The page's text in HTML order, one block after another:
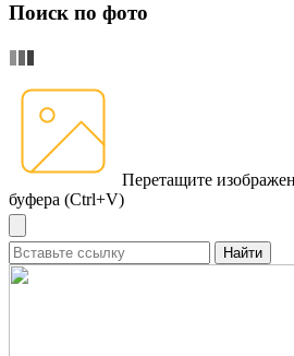
Поиск по фото
Перетащите
буфера (Ctrl+V)
Найти